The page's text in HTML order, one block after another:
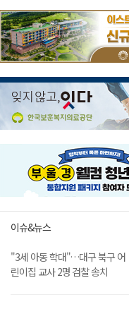
이슈&뉴스
"3세 아동 학대"…대구 북구 어
린이집 교사 2명 검찰 송치